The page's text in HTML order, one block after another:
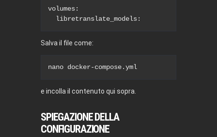
volumes:
  libretranslate_models:
Salva il file come:
nano docker-compose.yml
e incolla il contenuto qui sopra.
SPIEGAZIONE DELLA
CONFIGURAZIONE